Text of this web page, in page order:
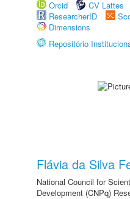
Orcid
CV Lattes
ResearcherID
Dimensions
Repositório
Flávia da Silva
National Council for
Development (CNPq)